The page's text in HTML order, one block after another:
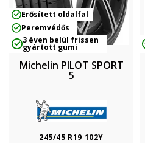
Erősített oldalfal
Peremvédős
3 éven belül frissen
gyártott gumi
Michelin PILOT SPORT
5
245/45 R19 102Y